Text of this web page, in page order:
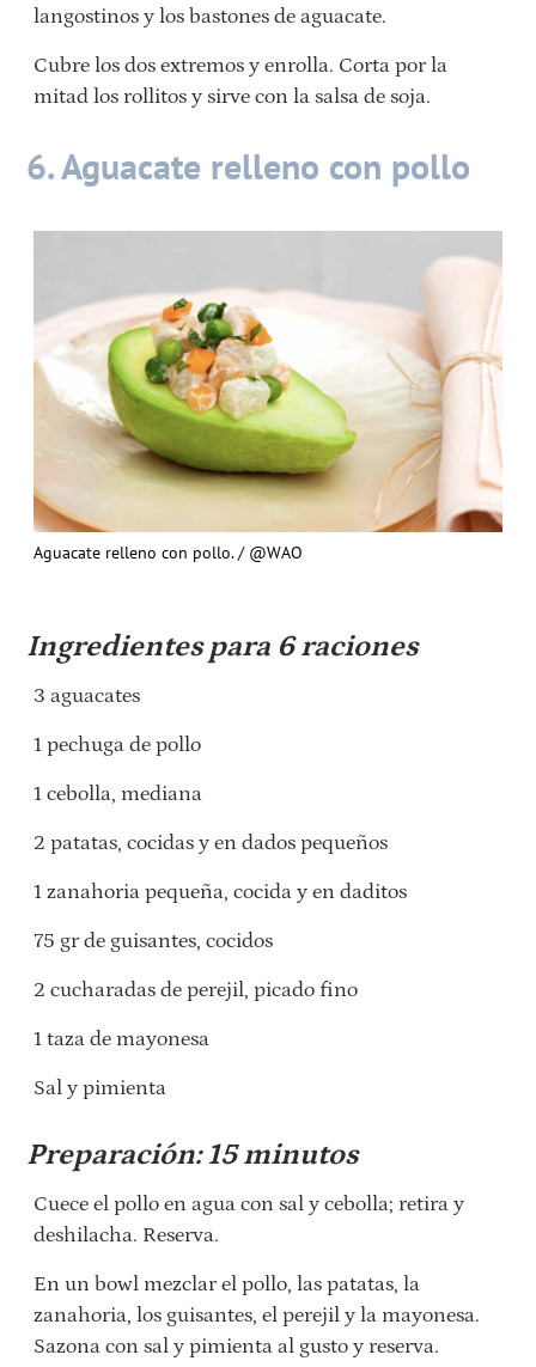
langostinos y los bastones de aguacate.
Cubre los dos extremos y enrolla. Corta por la
mitad los rollitos y sirve con la salsa de soja.
6. Aguacate relleno con pollo
Aguacate relleno con pollo. / @WAO
Ingredientes para 6 raciones
3 aguacates
1 pechuga de pollo
1 cebolla, mediana
2 patatas, cocidas y en dados pequeños
1 zanahoria pequeña, cocida y en daditos
75 gr de guisantes, cocidos
2 cucharadas de perejil, picado fino
1 taza de mayonesa
Sal y pimienta
Preparación: 15 minutos
Cuece el pollo en agua con sal y cebolla; retira y
deshilacha. Reserva.
En un bowl mezclar el pollo, las patatas, la
zanahoria, los guisantes, el perejil y la mayonesa.
Sazona con sal y pimienta al gusto y reserva.